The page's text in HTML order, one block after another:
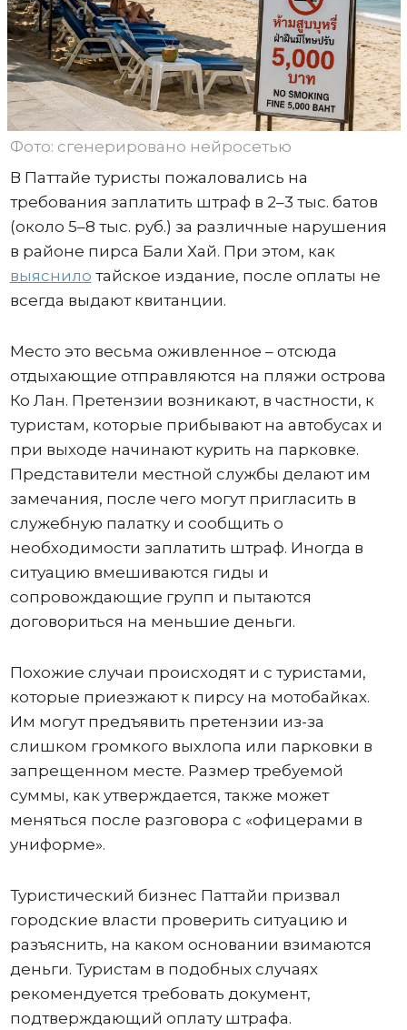
Фото: сгенерировано нейросетью
В Паттайе туристы пожаловались на
требования заплатить штраф в 2–3 тыс. батов
(около 5–8 тыс. руб.) за различные нарушения
в районе пирса Бали Хай. При этом, как
выяснило тайское издание, после оплаты не
всегда выдают квитанции.
Место это весьма оживленное – отсюда
отдыхающие отправляются на пляжи острова
Ко Лан. Претензии возникают, в частности, к
туристам, которые прибывают на автобусах и
при выходе начинают курить на парковке.
Представители местной службы делают им
замечания, после чего могут пригласить в
служебную палатку и сообщить о
необходимости заплатить штраф. Иногда в
ситуацию вмешиваются гиды и
сопровождающие групп и пытаются
договориться на меньшие деньги.
Похожие случаи происходят и с туристами,
которые приезжают к пирсу на мотобайках.
Им могут предъявить претензии из-за
слишком громкого выхлопа или парковки в
запрещенном месте. Размер требуемой
суммы, как утверждается, также может
меняться после разговора с «офицерами в
униформе».
Туристический бизнес Паттайи призвал
городские власти проверить ситуацию и
разъяснить, на каком основании взимаются
деньги. Туристам в подобных случаях
рекомендуется требовать документ,
подтверждающий оплату штрафа.